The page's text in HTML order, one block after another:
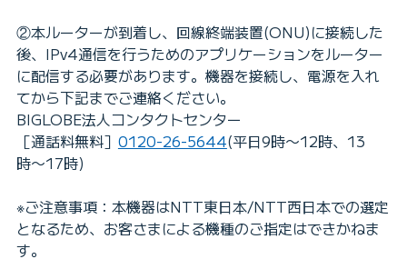
②本ルーターが到着し、回線終端装置(ONU)に接続した
後、IPv4通信を行うためのアプリケーションをルーター
に配信する必要があります。機器を接続し、電源を入れ
てから下記までご連絡ください。
BIGLOBE法人コンタクトセンター
［通話料無料］ 0120-26-5644(平日9時〜12時、13
時〜17時)
※ご注意事項：本機器はNTT東日本/NTT西日本での選定
となるため、お客さまによる機種のご指定はできかねま
す。